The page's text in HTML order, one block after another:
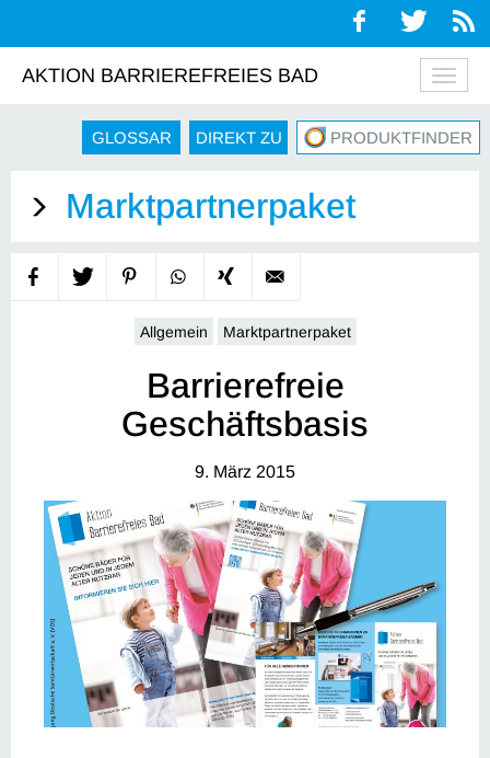
AKTION BARRIEREFREIES BAD
GLOSSAR DIREKT ZU PRODUKTFINDER
Marktpartnerpaket
Allgemein Marktpartnerpaket
Barrierefreie
Geschäftsbasis
9. März 2015